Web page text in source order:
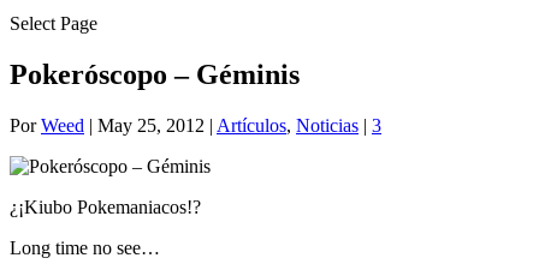
Select Page
Pokeróscopo – Géminis
PorWeed | May 25, 2012 | Artículos, Noticias | 3
¿¡Kiubo Pokemaniacos!?
Long time no see…